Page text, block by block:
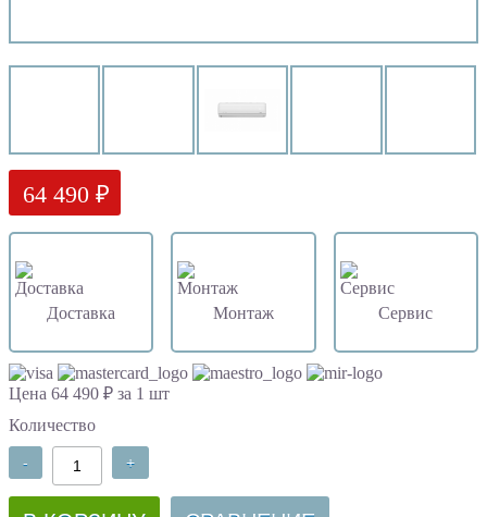
64 490 ₽
Доставка Монтаж Сервис
Цена 64 490 ₽ за 1 шт
Количество
- +